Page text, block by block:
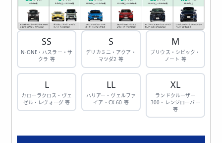
SS
N-ONE・ハスラー・サ
クラ 等
S
デリカミニ・アクア・
マツダ2 等
M
プリウス・シビック・
ノート 等
L
カローラクロス・ヴェ
ゼル・レヴォーグ 等
LL
ハリアー・ヴェルファ
イア・CX-60 等
XL
ランドクルーザー
300・レンジローバー
等